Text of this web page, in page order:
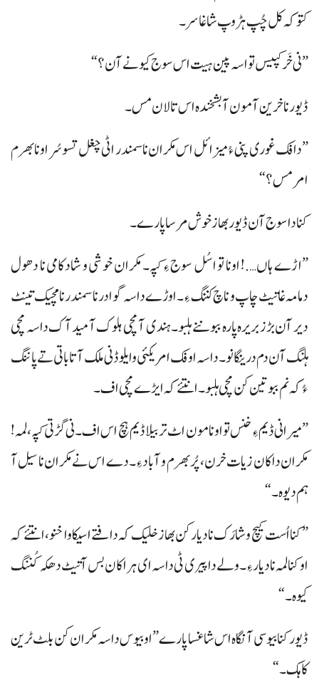
کتوکہ کل چُپ ہڑوپ شاغاسر۔
”نی خَر کپیس تواسہ پین ہیت اس سوج کیو نے آن؟“
ڈیور نا خرین آ مون آ بشخندہ اس تالان مس۔
”دافک غوری پنی ءُ میزائل اس مکران نا سمندر اٹی چغل تسوسُر اونا بھرم
امر مس؟“
کنا داسوج آن ڈیور بھاز خوش مرسا پارے۔
”اڑے ہاں….! اونا تو اسُل سوج ءِ کپہ۔ مکران خوشی و شادکامی نا دھول
دمامہ غاتیٹ چاپ و ناچ کننگ ءِ۔ اوڑے داسہ گوادر نا سمندر نا مچیک تینٹ
دیر آن بڑز بریرہ پارہ ببو ننے ہلبو۔ ہندی آ مچی ہلوک آ میدآک داسہ مچی
ہلنگ آن دم درینگانو۔ داسہ اوفک امریکئی وایلو ڈنی ملک آتا باتی تے پاننگ
ءُ کہ نم ببو تین کن مچی ہلبو۔ انتئے کہ ایڑے مچی اف۔
”میرانی ڈیم ءِ خنس تو اونا مون اٹ تربیلا ڈیم ہچ اس اف۔ نی گڑتی کپہ، لمہ!
مکران داکان زیات خرن، پُر بھرم و آباد ءِ۔ دے اس نے مکران نا سیل آ
ہم دیوہ۔“
”کنا اُست کیچ و شارَک نا دیار کن بھاز خلیک کہ دافتے اسیکا وا خنو، انتئے کہ
او کنا لمہ نا دیار ءِ۔ ولے دا پیری ٹی داسہ ای ہراکان بس آتیٹ دھکہ کُننگ
کیوہ۔“
ڈیور کنا بیوسی آ نگاہ اس شاغسا پارے ”اوبیوس داسہ مکران کن بلٹ ٹرین
کاہک۔“